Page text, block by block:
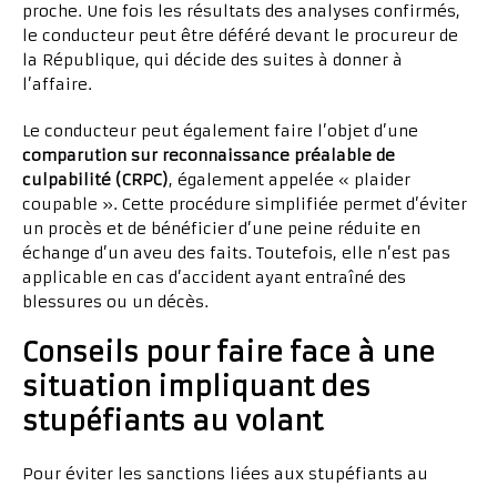
proche. Une fois les résultats des analyses confirmés,
le conducteur peut être déféré devant le procureur de
la République, qui décide des suites à donner à
l’affaire.
Le conducteur peut également faire l’objet d’une
comparution sur reconnaissance préalable de
culpabilité (CRPC), également appelée « plaider
coupable ». Cette procédure simplifiée permet d’éviter
un procès et de bénéficier d’une peine réduite en
échange d’un aveu des faits. Toutefois, elle n’est pas
applicable en cas d’accident ayant entraîné des
blessures ou un décès.
Conseils pour faire face à une
situation impliquant des
stupéfiants au volant
Pour éviter les sanctions liées aux stupéfiants au